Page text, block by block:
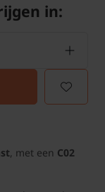
in:
, met een C02